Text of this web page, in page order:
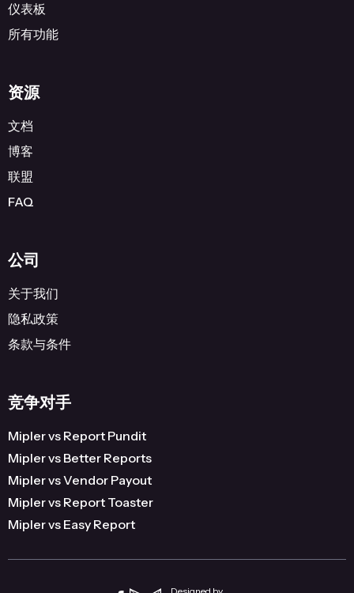
仪表板
所有功能
资源
文档
博客
联盟
FAQ
公司
关于我们
隐私政策
条款与条件
竞争对手
Mipler vs Report Pundit
Mipler vs Better Reports
Mipler vs Vendor Payout
Mipler vs Report Toaster
Mipler vs Easy Report